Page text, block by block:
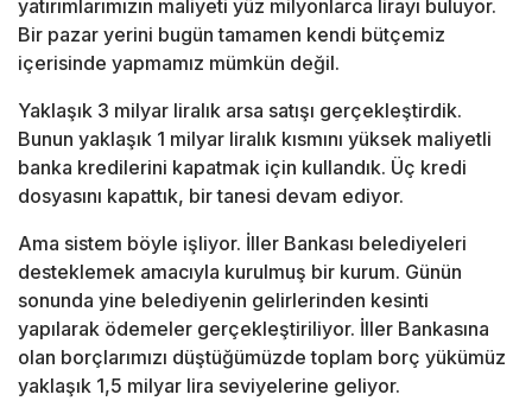
yatırımlarımızın maliyeti yüz milyonlarca lirayı buluyor.
Bir pazar yerini bugün tamamen kendi bütçemiz
içerisinde yapmamız mümkün değil.
Yaklaşık 3 milyar liralık arsa satışı gerçekleştirdik.
Bunun yaklaşık 1 milyar liralık kısmını yüksek maliyetli
banka kredilerini kapatmak için kullandık. Üç kredi
dosyasını kapattık, bir tanesi devam ediyor.
Ama sistem böyle işliyor. İller Bankası belediyeleri
desteklemek amacıyla kurulmuş bir kurum. Günün
sonunda yine belediyenin gelirlerinden kesinti
yapılarak ödemeler gerçekleştiriliyor. İller Bankasına
olan borçlarımızı düştüğümüzde toplam borç yükümüz
yaklaşık 1,5 milyar lira seviyelerine geliyor.